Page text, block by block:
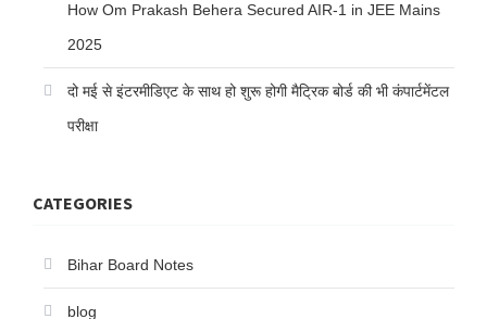
How Om Prakash Behera Secured AIR-1 in JEE Mains
2025
दो मई से इंटरमीडिएट के साथ हो शुरू होगी मैट्रिक बोर्ड की भी कंपार्टमेंटल
परीक्षा
CATEGORIES
Bihar Board Notes
blog